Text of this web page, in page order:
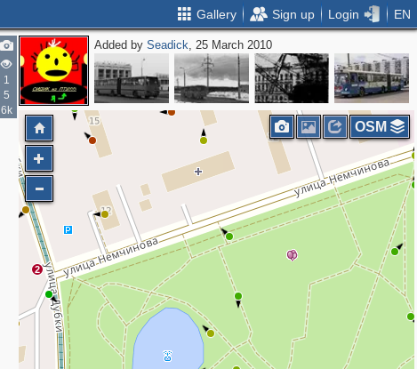
Gallery Sign up Login EN
1
5
6k
Added bySeadick, 25 March 2010
2
OSM